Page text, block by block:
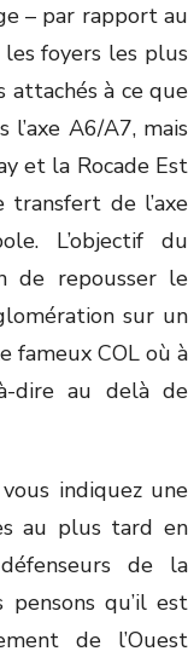
– par rapport au
foyers les plus
attachés à ce que
A6/A7, mais
et la Rocade Est
transfert de l’axe
L’objectif du
de repousser le
sur un
fameux COL où à
à-dire au delà de
indiquez une
au plus tard en
de la
qu’il est
de l’Ouest